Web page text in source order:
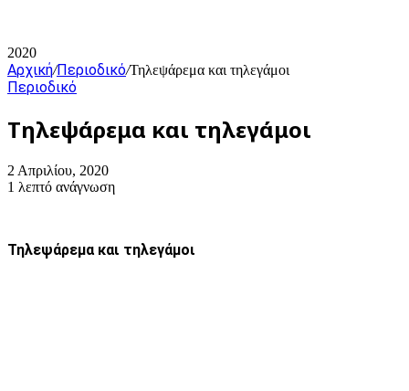
2020
Αρχική/Περιοδικό/Τηλεψάρεμα και τηλεγάμοι
Περιοδικό
Τηλεψάρεμα και τηλεγάμοι
2 Απριλίου, 2020
1 λεπτό ανάγνωση
Τηλεψάρεμα και τηλεγάμοι